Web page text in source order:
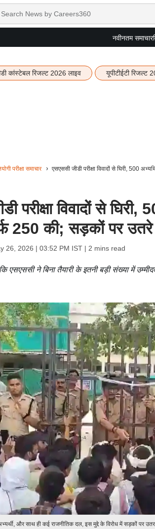
नवीनतम समाचार
कांस्टेबल रिजल्ट 2026 लाइव यूपीटीईटी रिजल्ट
परीक्षा समाचार एसएससी जीडी परीक्षा विवादों से घिरी, 500
परीक्षा विवादों से घिरी,
250 की; सड़कों पर
26, 2026 | 03:52 PM IST| 2 mins read
एसएससी ने बिना तैयारी के इतनी बड़ी संख्या में
और साथ ही कई राजनीतिक दल, इस मुद्दे के विरोध में सड़कों